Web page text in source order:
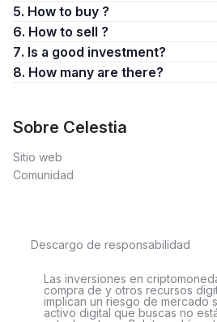
5. How to buy ?
6. How to sell ?
7. Is a good investment?
8. How many are there?
Sobre Celestia
Sitio web
Comunidad
Descargo de responsabilidad
Las inversiones en
compra de y otros recursos
implican un riesgo de mercado
activo digital que buscas no